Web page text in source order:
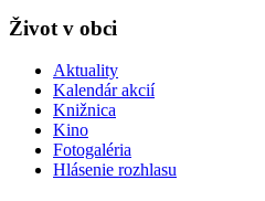
Život v obci
Aktuality
Kalendár akcií
Knižnica
Kino
Fotogaléria
Hlásenie rozhlasu